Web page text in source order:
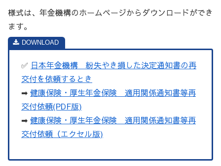
様式は、年金機構のホームページからダウンロードができ
ます。
✅ 日本年金機構 紛失やき損した決定通知書の再
交付を依頼するとき
➡ 健康保険・厚生年金保険 適用関係通知書等再
交付依頼(PDF版)
➡ 健康保険・厚生年金保険 適用関係通知書等再
交付依頼（エクセル版)